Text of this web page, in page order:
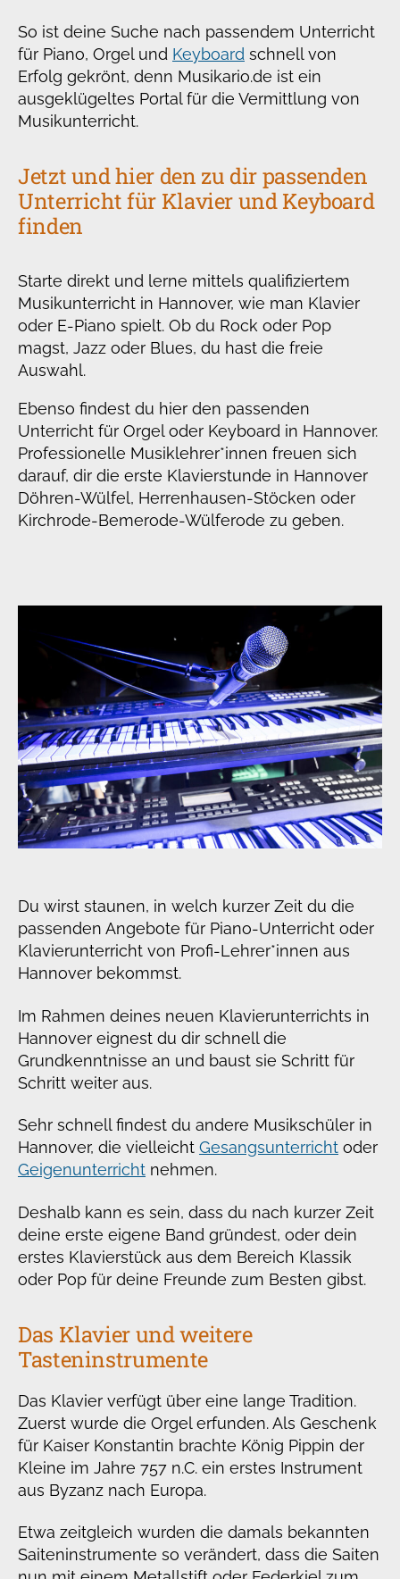
So ist deine Suche nach passendem Unterricht
für Piano, Orgel und Keyboard schnell von
Erfolg gekrönt, denn Musikario.de ist ein
ausgeklügeltes Portal für die Vermittlung von
Musikunterricht.
Jetzt und hier den zu dir passenden
Unterricht für Klavier und Keyboard
finden
Starte direkt und lerne mittels qualifiziertem
Musikunterricht in Hannover, wie man Klavier
oder E-Piano spielt. Ob du Rock oder Pop
magst, Jazz oder Blues, du hast die freie
Auswahl.
Ebenso findest du hier den passenden
Unterricht für Orgel oder Keyboard in Hannover.
Professionelle Musiklehrer*innen freuen sich
darauf, dir die erste Klavierstunde in Hannover
Döhren-Wülfel, Herrenhausen-Stöcken oder
Kirchrode-Bemerode-Wülferode zu geben.
Du wirst staunen, in welch kurzer Zeit du die
passenden Angebote für Piano-Unterricht oder
Klavierunterricht von Profi-Lehrer*innen aus
Hannover bekommst.
Im Rahmen deines neuen Klavierunterrichts in
Hannover eignest du dir schnell die
Grundkenntnisse an und baust sie Schritt für
Schritt weiter aus.
Sehr schnell findest du andere Musikschüler in
Hannover, die vielleicht Gesangsunterricht oder
Geigenunterricht nehmen.
Deshalb kann es sein, dass du nach kurzer Zeit
deine erste eigene Band gründest, oder dein
erstes Klavierstück aus dem Bereich Klassik
oder Pop für deine Freunde zum Besten gibst.
Das Klavier und weitere
Tasteninstrumente
Das Klavier verfügt über eine lange Tradition.
Zuerst wurde die Orgel erfunden. Als Geschenk
für Kaiser Konstantin brachte König Pippin der
Kleine im Jahre 757 n.C. ein erstes Instrument
aus Byzanz nach Europa.
Etwa zeitgleich wurden die damals bekannten
Saiteninstrumente so verändert, dass die Saiten